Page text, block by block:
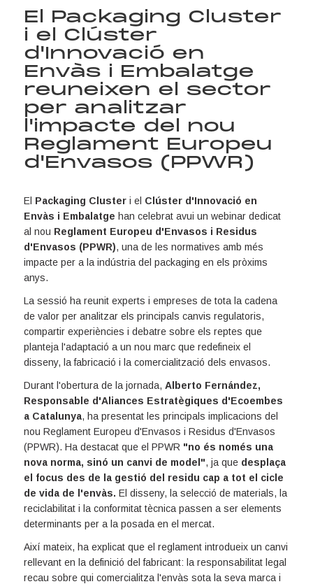
El Packaging Cluster
i el Clúster
d'Innovació en
Envàs i Embalatge
reuneixen el sector
per analitzar
l'impacte del nou
Reglament Europeu
d'Envasos (PPWR)
El Packaging Cluster i el Clúster d'Innovació en
Envàs i Embalatge han celebrat avui un webinar dedicat
al nou Reglament Europeu d'Envasos i Residus
d'Envasos (PPWR), una de les normatives amb més
impacte per a la indústria del packaging en els pròxims
anys.
La sessió ha reunit experts i empreses de tota la cadena
de valor per analitzar els principals canvis regulatoris,
compartir experiències i debatre sobre els reptes que
planteja l'adaptació a un nou marc que redefineix el
disseny, la fabricació i la comercialització dels envasos.
Durant l'obertura de la jornada,Alberto Fernández,
Responsable d'Aliances Estratègiques d'Ecoembes
a Catalunya, ha presentat les principals implicacions del
nou Reglament Europeu d'Envasos i Residus d'Envasos
(PPWR). Ha destacat que el PPWR "no és només una
nova norma, sinó un canvi de model", ja que desplaça
el focus des de la gestió del residu cap a tot el cicle
de vida de l'envàs. El disseny, la selecció de materials, la
reciclabilitat i la conformitat tècnica passen a ser elements
determinants per a la posada en el mercat.
Així mateix, ha explicat que el reglament introdueix un canvi
rellevant en la definició del fabricant: la responsabilitat legal
recau sobre qui comercialitza l'envàs sota la seva marca i